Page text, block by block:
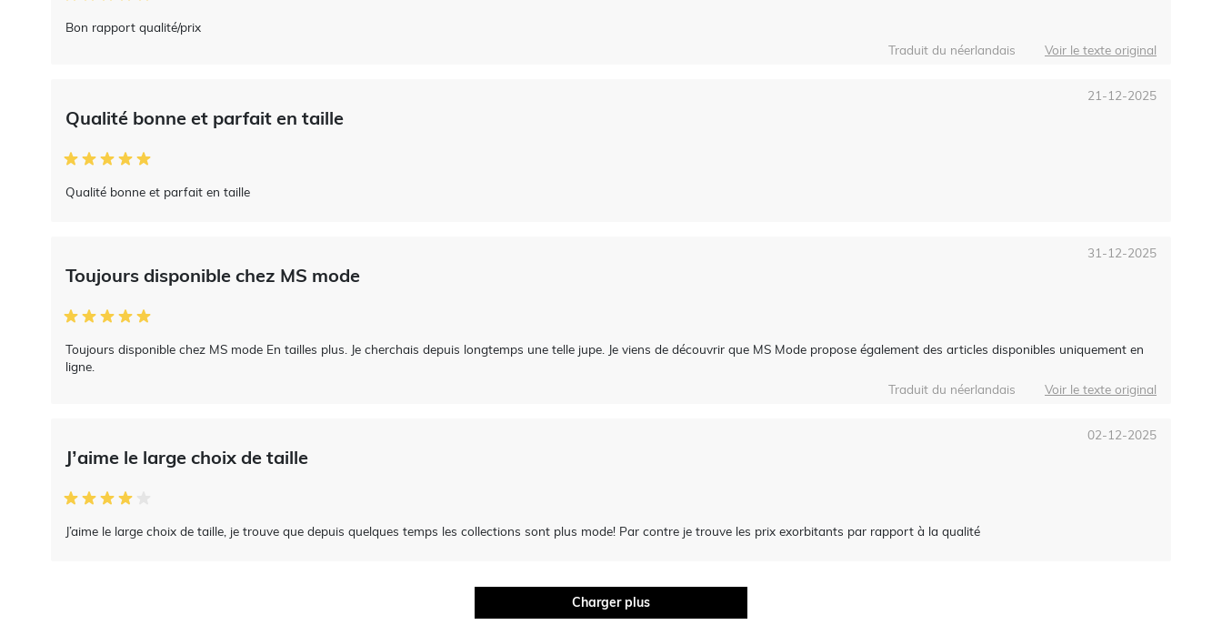
Bon rapport qualité/prix
Traduit du néerlandais Voir le texte original
Qualité bonne et parfait en taille
Qualité bonne et parfait en taille
21-12-2025
Toujours disponible chez MS mode
Toujours disponible chez MS mode En tailles plus. Je cherchais depuis longtemps une telle jupe. Je viens de découvrir que MS Mode propose également des articles disponibles uniquement en
ligne.
31-12-2025
Traduit du néerlandais Voir le texte original
J’aime le large choix de taille
J’aime le large choix de taille, je trouve que depuis quelques temps les collections sont plus mode! Par contre je trouve les prix exorbitants par rapport à la qualité
02-12-2025
Charger plus